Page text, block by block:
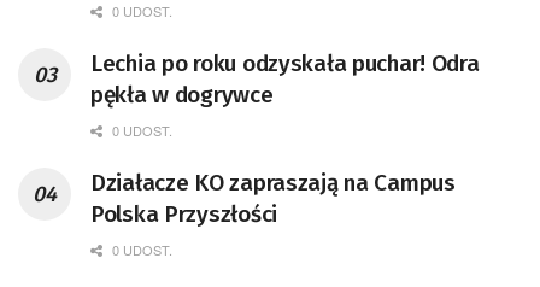
0 UDOST.
Lechia po roku odzyskała puchar! Odra
pękła w dogrywce
0 UDOST.
Działacze KO zapraszają na Campus
Polska Przyszłości
0 UDOST.